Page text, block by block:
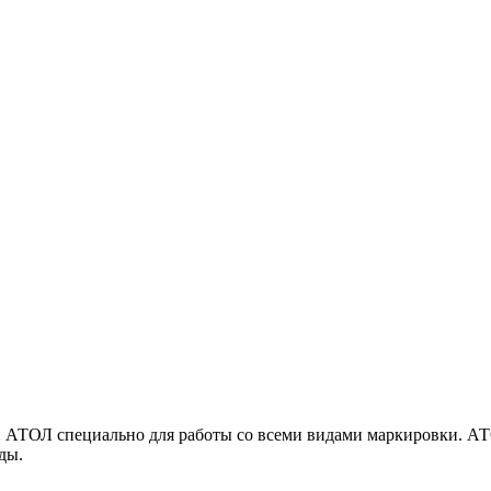
АТОЛ специально для работы со всеми видами маркировки.